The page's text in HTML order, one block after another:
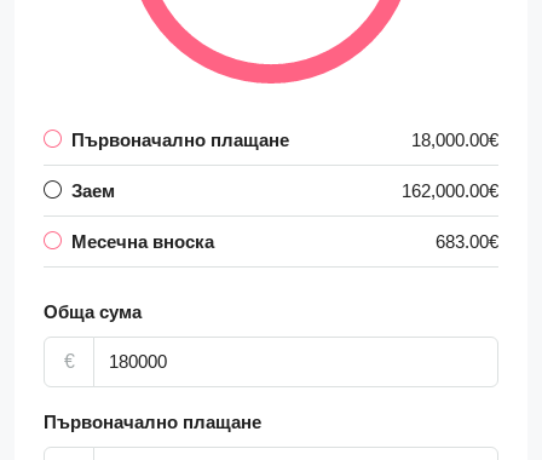
Първоначално плащане 18,000.00€
Заем 162,000.00€
Месечна вноска 683.00€
Обща сума
€
Първоначално плащане